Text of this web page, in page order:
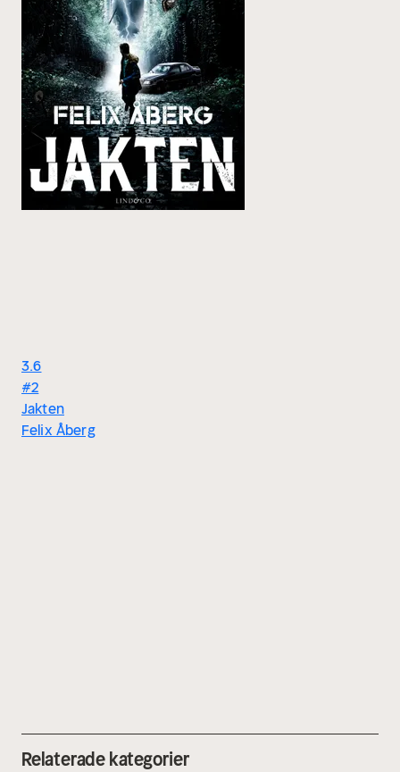
3.6
#2
Jakten
Felix Åberg
Relaterade kategorier